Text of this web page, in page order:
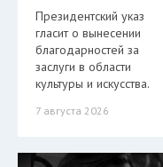
Президентский указ
гласит о вынесении
благодарностей за
заслуги в области
культуры и искусства.
7 августа 2026